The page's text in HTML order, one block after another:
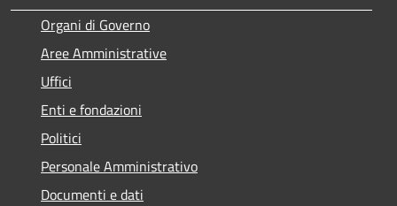
Organi di Governo
Aree Amministrative
Uffici
Enti e fondazioni
Politici
Personale Amministrativo
Documenti e dati